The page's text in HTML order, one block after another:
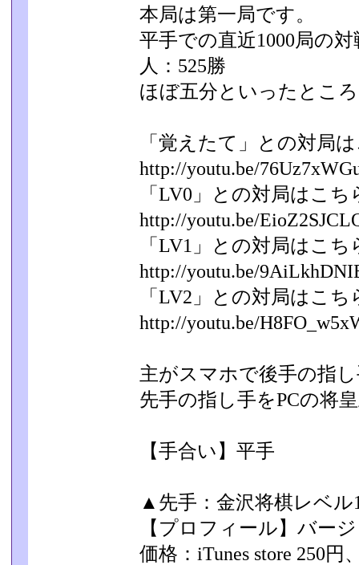
本局は第一局です。
平手での直近1000局の
人：525勝
ほぼ五分といったとこ
「覚えたて」との対局
http://youtu.be/
「LV0」との対局はこ
http://youtu.be/
「LV1」との対局はこ
http://youtu.be/
「LV2」との対局はこ
http://youtu.be/
主がスマホで後手の指
先手の指し手をPCの将
【手合い】平手
▲先手：金沢将棋レベル
【プロフィール】バー
価格：iTunes store 250円